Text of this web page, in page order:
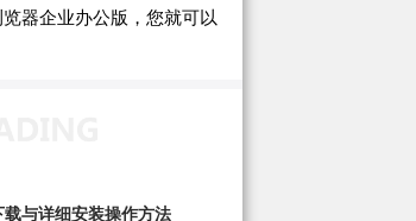
器企业办公版，您就可以
与详细安装操作方法